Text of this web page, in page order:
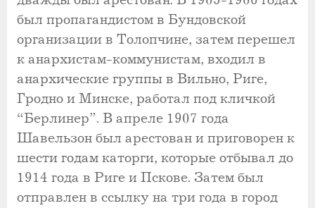
был пропагандистом в Бундовской
организации в Толопчине, затем перешел
к анархистам-коммунистам, входил в
анархические группы в Вильно, Риге,
Гродно и Минске, работал под кличкой
“Берлинер”. В апреле 1907 года
Шавельзон был арестован и приговорен к
шести годам каторги, которые отбывал до
1914 года в Риге и Пскове. Затем был
отправлен в ссылку на три года в город